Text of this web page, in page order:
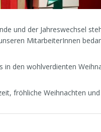
und der Jahreswechsel
MitarbeiterInnen
in den wohlverdienten
fröhliche Weihnachten